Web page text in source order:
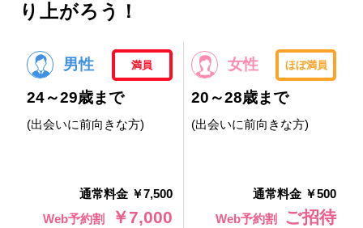
り上がろう！
男性 満員
24～29歳まで
(出会いに前向きな方)
通常料金 ￥7,500
Web予約割
￥7,000
女性 ほぼ満員
20～28歳まで
(出会いに前向きな方)
通常料金 ￥500
Web予約割
ご招待